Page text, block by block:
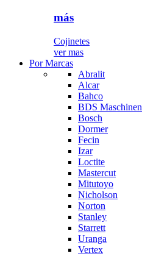
más
Cojinetes
ver mas
Por Marcas
Abralit
Alcar
Bahco
BDS Maschinen
Bosch
Dormer
Fecin
Izar
Loctite
Mastercut
Mitutoyo
Nicholson
Norton
Stanley
Starrett
Uranga
Vertex